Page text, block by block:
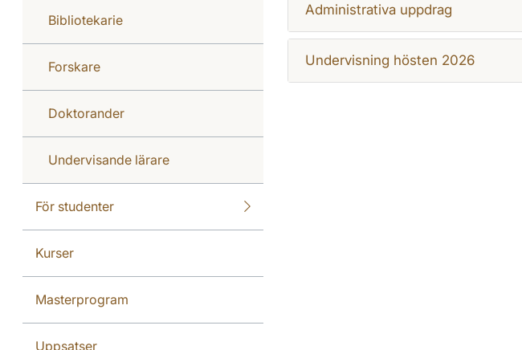
Bibliotekarie
Forskare
Doktorander
Undervisande lärare
För studenter
Kurser
Masterprogram
Uppsatser
Administrativa uppdrag
Undervisning hösten 2026